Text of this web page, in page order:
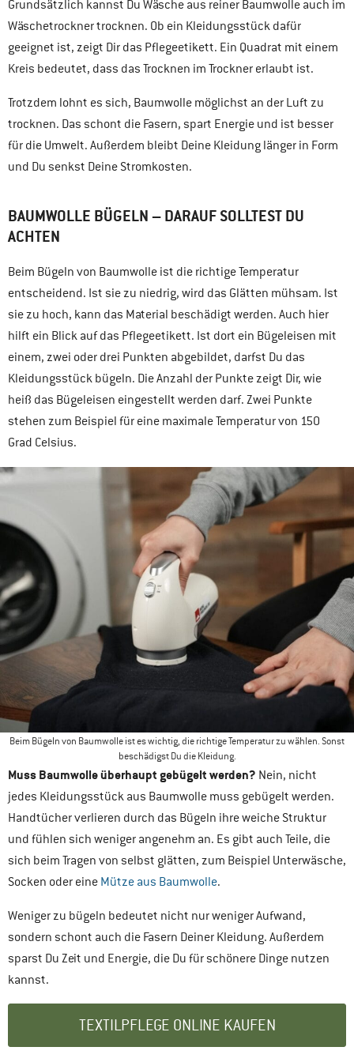
Grundsätzlich kannst Du Wäsche aus reiner Baumwolle auch im
Wäschetrockner trocknen. Ob ein Kleidungsstück dafür
geeignet ist, zeigt Dir das Pflegeetikett. Ein Quadrat mit einem
Kreis bedeutet, dass das Trocknen im Trockner erlaubt ist.
Trotzdem lohnt es sich, Baumwolle möglichst an der Luft zu
trocknen. Das schont die Fasern, spart Energie und ist besser
für die Umwelt. Außerdem bleibt Deine Kleidung länger in Form
und Du senkst Deine Stromkosten.
BAUMWOLLE BÜGELN – DARAUF SOLLTEST DU
ACHTEN
Beim Bügeln von Baumwolle ist die richtige Temperatur
entscheidend. Ist sie zu niedrig, wird das Glätten mühsam. Ist
sie zu hoch, kann das Material beschädigt werden. Auch hier
hilft ein Blick auf das Pflegeetikett. Ist dort ein Bügeleisen mit
einem, zwei oder drei Punkten abgebildet, darfst Du das
Kleidungsstück bügeln. Die Anzahl der Punkte zeigt Dir, wie
heiß das Bügeleisen eingestellt werden darf. Zwei Punkte
stehen zum Beispiel für eine maximale Temperatur von 150
Grad Celsius.
Beim Bügeln von Baumwolle ist es wichtig, die richtige Temperatur zu wählen. Sonst
beschädigst Du die Kleidung.
Muss Baumwolle überhaupt gebügelt werden? Nein, nicht
jedes Kleidungsstück aus Baumwolle muss gebügelt werden.
Handtücher verlieren durch das Bügeln ihre weiche Struktur
und fühlen sich weniger angenehm an. Es gibt auch Teile, die
sich beim Tragen von selbst glätten, zum Beispiel Unterwäsche,
Socken oder eine Mütze aus Baumwolle.
Weniger zu bügeln bedeutet nicht nur weniger Aufwand,
sondern schont auch die Fasern Deiner Kleidung. Außerdem
sparst Du Zeit und Energie, die Du für schönere Dinge nutzen
kannst.
TEXTILPFLEGE ONLINE KAUFEN